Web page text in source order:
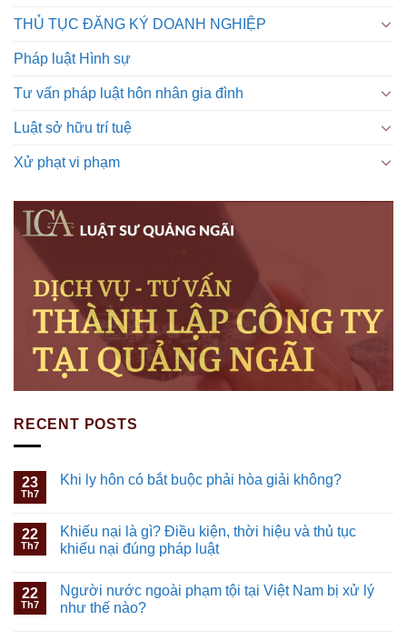
THỦ TỤC ĐĂNG KÝ DOANH NGHIỆP
Pháp luật Hình sự
Tư vấn pháp luật hôn nhân gia đình
Luật sở hữu trí tuệ
Xử phạt vi phạm
RECENT POSTS
23
Th7
Khi ly hôn có bắt buộc phải hòa giải không?
22
Th7
Khiếu nại là gì? Điều kiện, thời hiệu và thủ tục
khiếu nại đúng pháp luật
22
Th7
Người nước ngoài phạm tội tại Việt Nam bị xử lý
như thế nào?